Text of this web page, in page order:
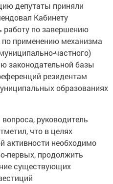
депутаты приняли
Кабинету
работу по завершению
применению механизма
частного)
законодательной базы
резидентам
образованиях
руководитель
что в целях
активности необходимо
первых, продолжить
существующих